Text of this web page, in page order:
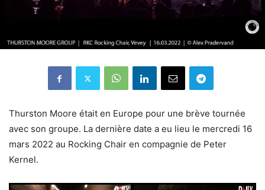
Thurston Moore était en Europe pour une brève tournée
avec son groupe. La dernière date a eu lieu le mercredi 16
mars 2022 au Rocking Chair en compagnie de Peter
Kernel.